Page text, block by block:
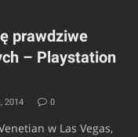
prawdziwe
– Playstation
2014 0
w Las Vegas,